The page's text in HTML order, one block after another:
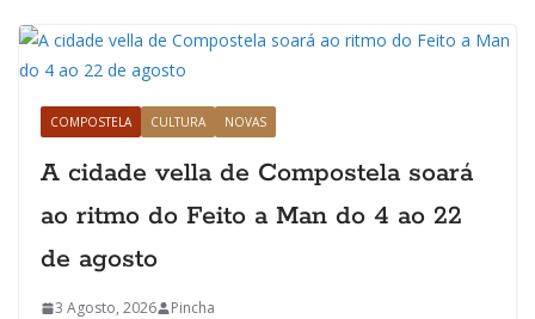
COMPOSTELA CULTURA NOVAS
A cidade vella de Compostela soará
ao ritmo do Feito a Man do 4 ao 22
de agosto
3 Agosto, 2026 Pincha